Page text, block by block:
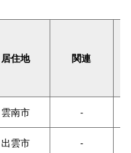
居住地 関連
雲南市 -
出雲市 -